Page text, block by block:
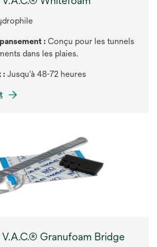
: Conçu pour les tunnels
dans les plaies.
: Jusqu'à 48-72 heures
Granufoam Bridge